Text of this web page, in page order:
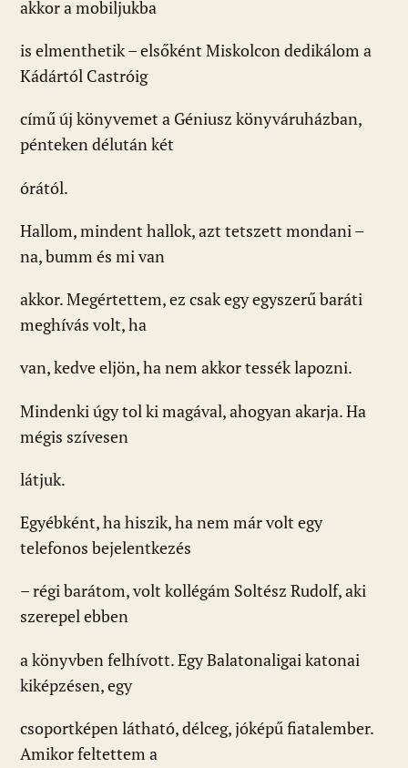
b
o
o
k
s
A
p
p
t e
akkor a mobiljukba
is elmenthetik – elsőként Miskolcon dedikálom a
Kádártól Castróig
című új könyvemet a Géniusz könyváruházban,
pénteken délután két
órától.
Hallom, mindent hallok, azt tetszett mondani –
na, bumm és mi van
akkor. Megértettem, ez csak egy egyszerű baráti
meghívás volt, ha
van, kedve eljön, ha nem akkor tessék lapozni.
Mindenki úgy tol ki magával, ahogyan akarja. Ha
mégis szívesen
látjuk.
Egyébként, ha hiszik, ha nem már volt egy
telefonos bejelentkezés
– régi barátom, volt kollégám Soltész Rudolf, aki
szerepel ebben
a könyvben felhívott. Egy Balatonaligai katonai
kiképzésen, egy
csoportképen látható, délceg, jóképű fiatalember.
Amikor feltettem a